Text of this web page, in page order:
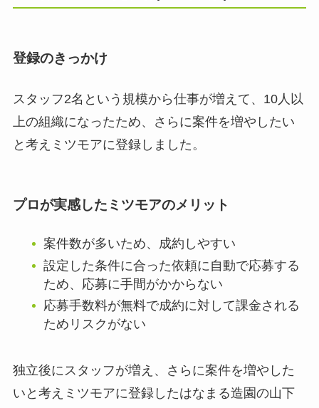
登録のきっかけ
スタッフ2名という規模から仕事が増えて、10人以
上の組織になったため、さらに案件を増やしたい
と考えミツモアに登録しました。
プロが実感したミツモアのメリット
案件数が多いため、成約しやすい
設定した条件に合った依頼に自動で応募する
ため、応募に手間がかからない
応募手数料が無料で成約に対して課金される
ためリスクがない
独立後にスタッフが増え、さらに案件を増やした
いと考えミツモアに登録したはなまる造園の山下